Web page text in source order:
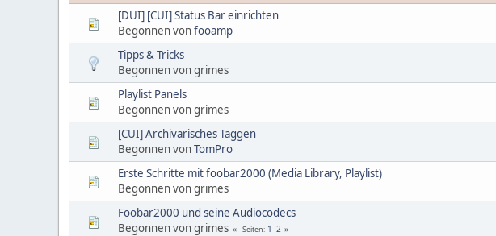
[DUI] [CUI] Status Bar einrichten
Begonnen vonfooamp
Tipps & Tricks
Begonnen von grimes
Playlist Panels
Begonnen von grimes
[CUI] Archivarisches Taggen
Begonnen vonTomPro
Erste Schritte mit foobar2000 (Media Library, Playlist)
Begonnen von grimes
Foobar2000 und seine Audiocodecs
Begonnen von grimes
Seiten 1 2